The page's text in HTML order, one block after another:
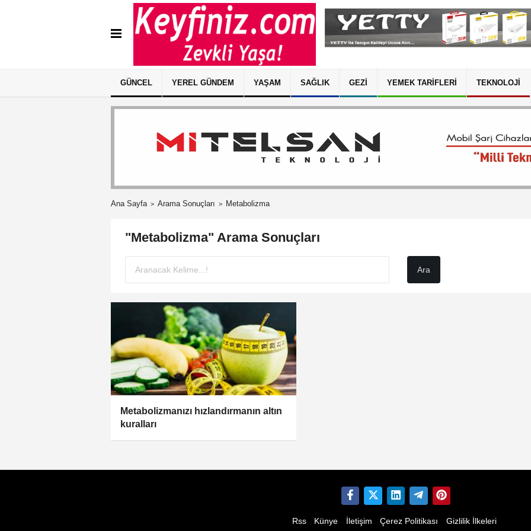
GÜNCEL YEREL GÜNDEM YAŞAM SAĞLIK GEZI YEMEK TARIFLERI TEKNOLOJI
Ana Sayfa Arama Sonuçları Metabolizma
"Metabolizma" Arama Sonuçları
Metabolizmanızı hızlandırmanın altın
kuralları
Rss Künye İletişim Çerez Politikası Gizlilik İlkeleri